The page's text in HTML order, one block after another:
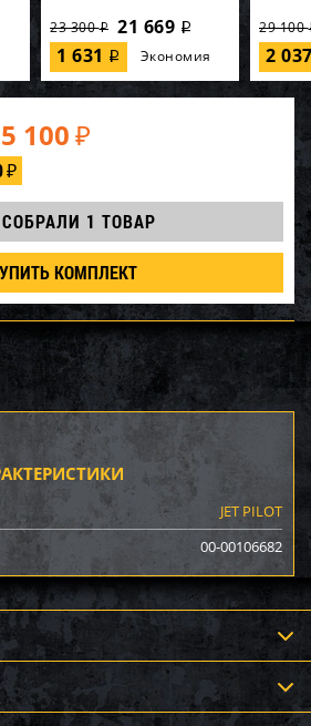
23 300i 21 669 i
1 631 i Экономия
29 100
2
100 ₽
₽
1 ТОВАР
КОМПЛЕКТ
JET PILOT
00-00106682